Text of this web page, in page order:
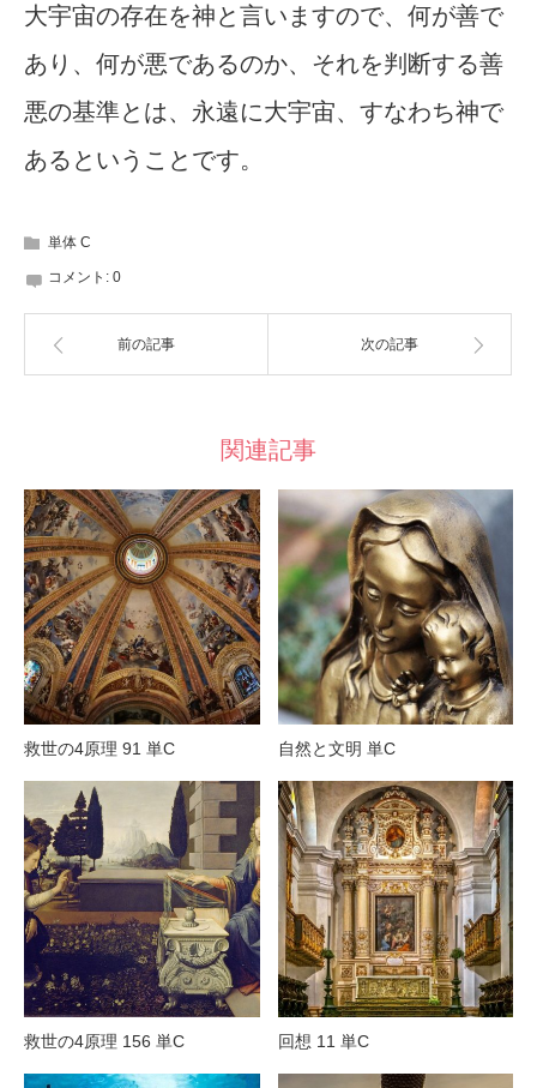
大宇宙の存在を神と言いますので、何が善で
あり、何が悪であるのか、それを判断する善
悪の基準とは、永遠に大宇宙、すなわち神で
あるということです。
単体 C
コメント: 0
前の記事 次の記事
関連記事
救世の4原理 91 単C 自然と文明 単C
救世の4原理 156 単C 回想 11 単C